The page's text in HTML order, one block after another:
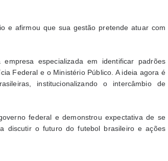
e afirmou que sua gestão pretende atuar com
especializada em identificar padrões
Federal e o Ministério Público. A ideia agora é
institucionalizando o intercâmbio de
federal e demonstrou expectativa de se
discutir o futuro do futebol brasileiro e ações